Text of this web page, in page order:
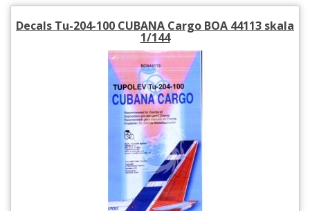
Decals Tu-204-100 CUBANA Cargo BOA 44113 skala
1/144